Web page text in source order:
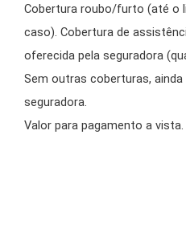
Cobertura roubo/furto (até o
caso). Cobertura de
oferecida pela seguradora
Sem outras coberturas,
seguradora.
Valor para pagamento a vista.